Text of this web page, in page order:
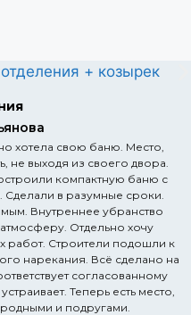
хотела свою баню. Место,
не выходя из своего двора.
компактную баню с
в разумные сроки.
Внутреннее убранство
Отдельно хочу
работ. Строители подошли к
нарекания. Всё сделано на
согласованному
Теперь есть место,
родными и подругами.